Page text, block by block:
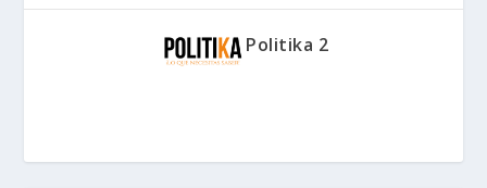
Politika 2